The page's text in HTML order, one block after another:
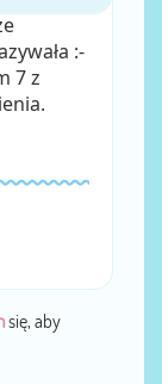
:-
7 z
się, aby